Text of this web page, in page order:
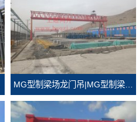
MG型制梁场龙门吊|MG型制梁场门式起重机